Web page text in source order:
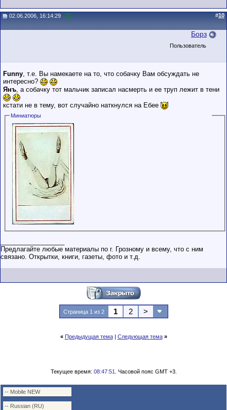
02.06.2006, 16:14:29 #10
Борз
Пользователь
Funny, т.е. Вы намекаете на то, что собачку Вам обсуждать не
интересно?
Янъ , а собачку тот мальчик записал насмерть и ее труп лежит в тени
кстати не в тему, вот случайно наткнулся на Ебее
Миниатюры
Предлагайте любые материалы по г. Грозному и всему, что с ним
связано. Открытки, книги, газеты, фото и т.д.
Страница 1 из 2 1 2 >
« Предыдущая тема| Следующая тема »
Текущее время: 08:47:51 . Часовой пояс GMT +3.